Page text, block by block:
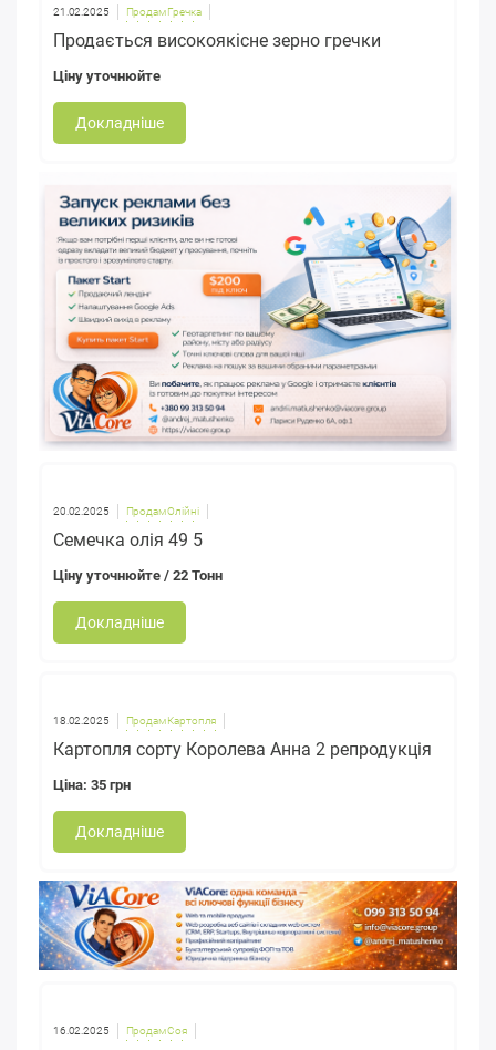
21.02.2025 Продам Гречка
Продається високоякісне зерно гречки
Ціну уточнюйте
Докладніше
20.02.2025 Продам Олійні
Семечка олія 49 5
Ціну уточнюйте / 22 Тонн
Докладніше
18.02.2025 Продам Картопля
Картопля сорту Королева Анна 2 репродукція
Ціна: 35 грн
Докладніше
16.02.2025 Продам Соя